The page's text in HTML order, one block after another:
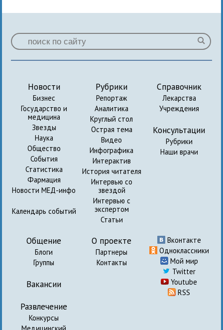
Новости
Бизнес
Государство и
медицина
Звезды
Наука
Общество
События
Статистика
Фармация
Новости МЕД-инфо
Календарь событий
Рубрики
Репортаж
Аналитика
Круглый стол
Острая тема
Видео
Инфографика
Интерактив
История читателя
Интервью со
звездой
Интервью с
экспертом
Статьи
Справочник
Лекарства
Учреждения
Консультации
Рубрики
Наши врачи
Общение
Блоги
Группы
Вакансии
Развлечение
Конкурсы
Медицинский
О проекте
Партнеры
Контакты
Вконтакте
Одноклассники
Мой мир
Twitter
Youtube
RSS